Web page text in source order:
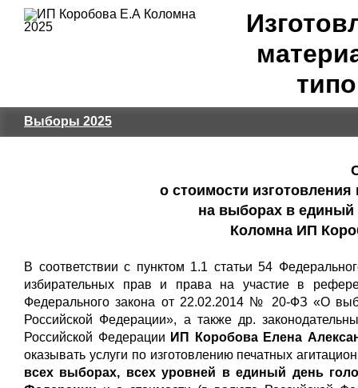
Выборы 2025
о стоимости
на выборах в единый
Коломна ИП
В соответствии с пунктом 1.1 статьи 54
избирательных прав и права на участие в
Федерального закона от 22.02.2014 № 20-ФЗ «О
Российской Федерации», а также др.
Российской Федерации ИП Коробова Елена
оказывать услуги по изготовлению печатных
всех выборах, всех уровней в единый день